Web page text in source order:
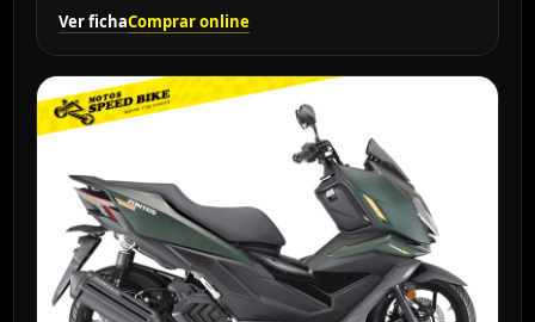
Ver fichaComprar online